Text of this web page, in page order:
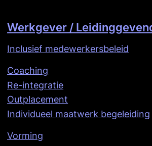
Werkgever /
Inclusief medewerkersbeleid
Coaching
Re-integratie
Outplacement
Individueel maatwerk begeleiding
Vorming